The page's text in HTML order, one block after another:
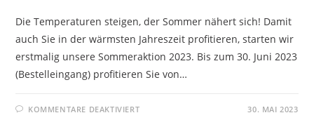
Die Temperaturen steigen, der Sommer nähert sich! Damit
auch Sie in der wärmsten Jahreszeit profitieren, starten wir
erstmalig unsere Sommeraktion 2023. Bis zum 30. Juni 2023
(Bestelleingang) profitieren Sie von…
KOMMENTARE DEAKTIVIERTFÜR 30. MAI 2023